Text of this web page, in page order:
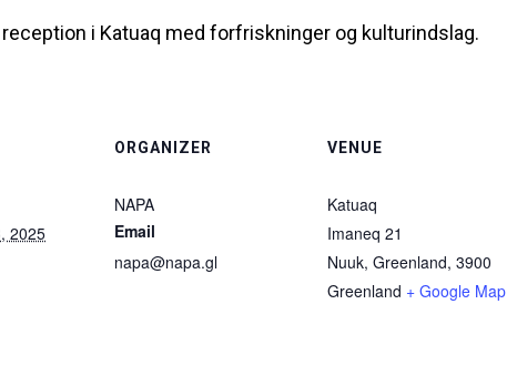
i Katuaq med forfriskninger og kulturindslag.
2025
ORGANIZER
NAPA
Email
napa@napa.gl
VENUE
Katuaq
Imaneq 21
Nuuk, Greenland, 3900
Greenland + Google Map